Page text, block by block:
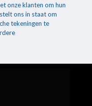
onze klanten om hun
ons in staat om
tekeningen te